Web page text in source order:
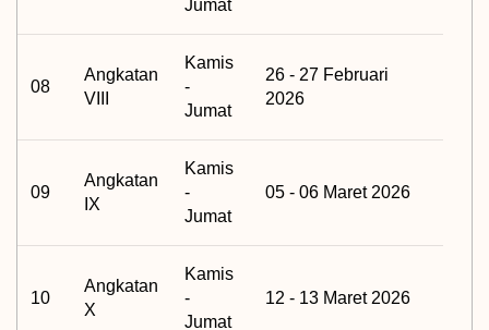
Jumat
08
Angkatan
VIII
Kamis
-
Jumat
26 - 27 Februari
2026
09
Angkatan
IX
Kamis
-
Jumat
05 - 06 Maret 2026
10
Angkatan
X
Kamis
-
Jumat
12 - 13 Maret 2026